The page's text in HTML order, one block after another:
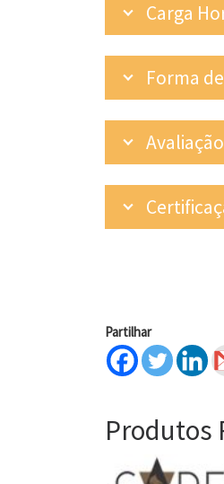
Carga
Forma
Avaliação
Partilhar
Produtos